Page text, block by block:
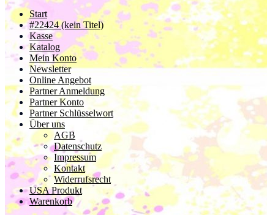
Start
#22424 (kein Titel)
Kasse
Katalog
Mein Konto
Newsletter
Online Angebot
Partner Anmeldung
Partner Konto
Partner Schlüsselwort
Über uns
AGB
Datenschutz
Impressum
Kontakt
Widerrufsrecht
USA Produkt
Warenkorb